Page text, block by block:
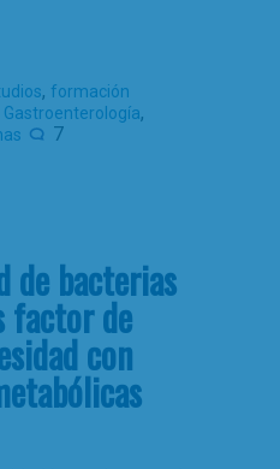
, formación
,
7
de bacterias
factor de
con